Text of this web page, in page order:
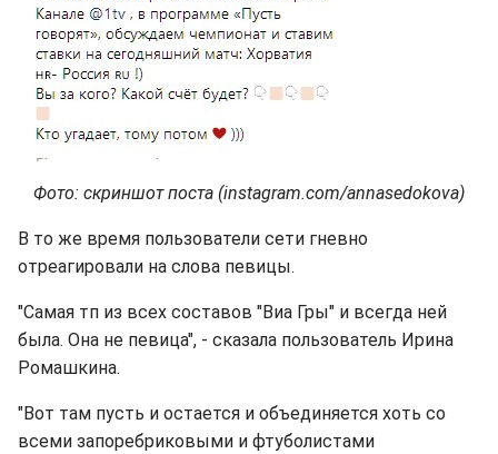
Фото: скриншот поста (instagram.com/annasedokova)
В то же время пользователи сети гневно
отреагировали на слова певицы.
"Самая тп из всех составов "Виа Гры" и всегда ней
была. Она не певица", - сказала пользователь Ирина
Ромашкина.
"Вот там пусть и остается и объединяется хоть со
всеми запоребриковыми и фтуболистами